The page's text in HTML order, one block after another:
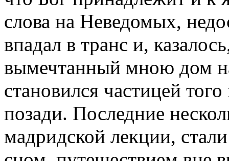
слова на Неведомых,
впадал в транс и,
вымечтанный мною дом
становился частицей
позади. Последние
мадридской лекции,